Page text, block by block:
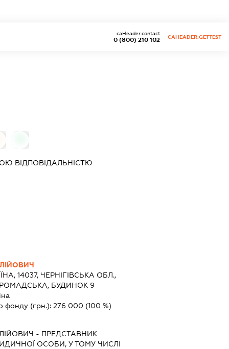
0 (800) 210 102
caHeader.contact
CAHEADER.GETTEST
ВІДПОВІДАЛЬНІСТЮ
14037, ЧЕРНІГІВСЬКА ОБЛ.,
БУДИНОК 9
фонду (грн.):276 000 (100 %)
- ПРЕДСТАВНИК
ОСОБИ, У ТОМУ ЧИСЛІ